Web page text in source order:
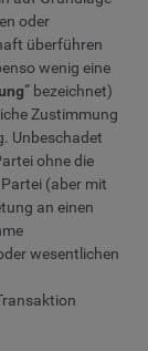
oder
überführen
wenig eine
“ bezeichnet)
Zustimmung
Unbeschadet
ohne die
(aber mit
an einen
wesentlichen